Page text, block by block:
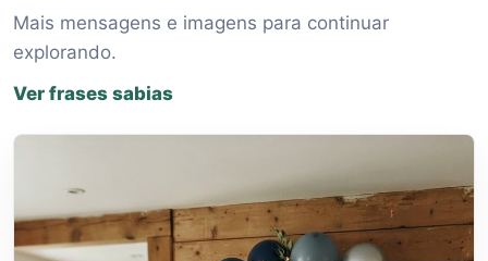
Mais mensagens e imagens para continuar
explorando.
Ver frases sabias